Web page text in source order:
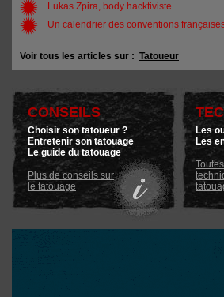
Lukas Zpira, body hacktiviste
Un calendrier des conventions
Voir tous les articles sur : Tatoueur
CONSEILS
Choisir son tatoueur ?
Entretenir son tatouage
Le guide du tatouage
Plus de conseils sur
le tatouage
Les
Les